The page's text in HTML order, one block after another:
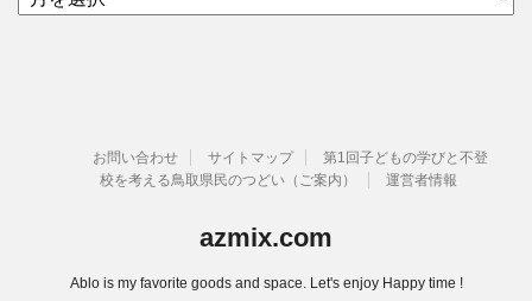
ー
お問い合わせ サイトマップ
第1回子どもの学びと不登
校を考える鳥取県民のつどい（ご案内）
運営者情報
azmix.com
Ablo is my favorite goods and space. Let's enjoy Happy time !